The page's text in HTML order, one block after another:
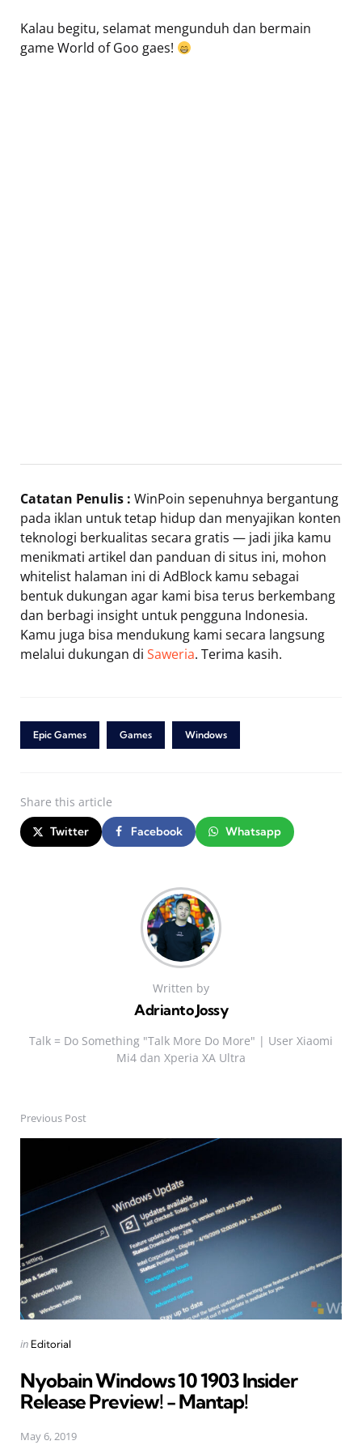
Kalau begitu, selamat mengunduh dan bermain
game World of Goo gaes!
Catatan Penulis : WinPoin sepenuhnya bergantung
pada iklan untuk tetap hidup dan menyajikan konten
teknologi berkualitas secara gratis — jadi jika kamu
menikmati artikel dan panduan di situs ini, mohon
whitelist halaman ini di AdBlock kamu sebagai
bentuk dukungan agar kami bisa terus berkembang
dan berbagi insight untuk pengguna Indonesia.
Kamu juga bisa mendukung kami secara langsung
melalui dukungan di Saweria. Terima kasih.
Epic Games Games Windows
Share this article
Twitter Facebook Whatsapp
Written by
Adrianto Jossy
Talk = Do Something "Talk More Do More" | User Xiaomi
Mi4 dan Xperia XA Ultra
PostPrevious Post
Posted
in Editorial
Nyobain Windows 10 1903 Insider
Release Preview! - Mantap!
May 6, 2019